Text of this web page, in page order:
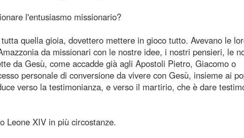
l'entusiasmo missionario?
quella gioia, dovettero mettere in gioco tutto. Avevano le
da missionari con le nostre idee, i nostri pensieri, le
da Gesù, come accadde già agli Apostoli Pietro, Giacomo o
personale di conversione da vivere con Gesù, insieme ai
verso la testimonianza, e verso il martirio, che è dare
Leone XIV in più circostanze.